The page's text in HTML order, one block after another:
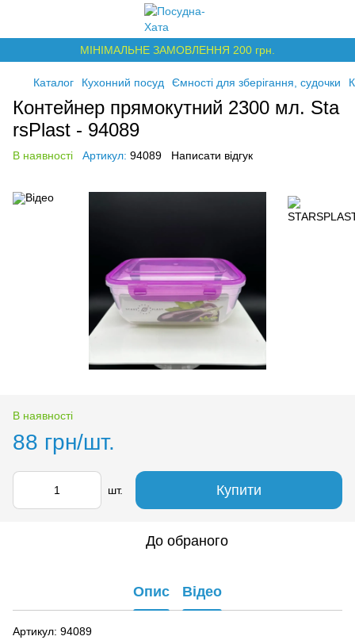
МІНІМАЛЬНЕ ЗАМОВЛЕННЯ 200 грн.
Каталог Кухонний посуд Ємності для зберігання, судочки
Контейнер прямокутний 2300 мл. Sta
rsPlast - 94089
В наявності Артикул: 94089 Написати відгук
В наявності
88 грн/шт.
шт. Купити
До обраного
Опис Відео
Артикул: 94089